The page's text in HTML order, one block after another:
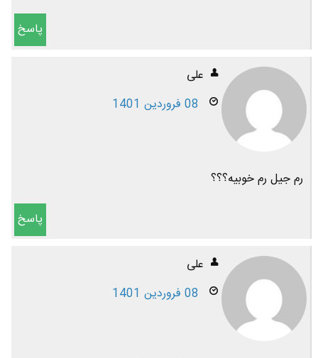
پاسخ
علی
08 فروردین 1401
رم جیل رم خوبیه؟؟؟
پاسخ
علی
08 فروردین 1401